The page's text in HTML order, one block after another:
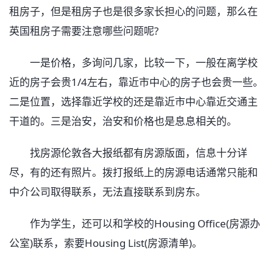
租房子，但是租房子也是很多家长担心的问题，那么在
英国租房子需要注意哪些问题呢?
一是价格，多询问几家，比较一下，一般在离学校
近的房子会贵1/4左右，靠近市中心的房子也会贵一些。
二是位置，选择靠近学校的还是靠近市中心靠近交通主
干道的。三是治安，治安和价格也是息息相关的。
找房源伦敦各大报纸都有房源版面，信息十分详
尽，有的还有照片。拨打报纸上的房源电话通常只能和
中介公司取得联系，无法直接联系到房东。
作为学生，还可以和学校的Housing Office(房源办
公室)联系，索要Housing List(房源清单)。